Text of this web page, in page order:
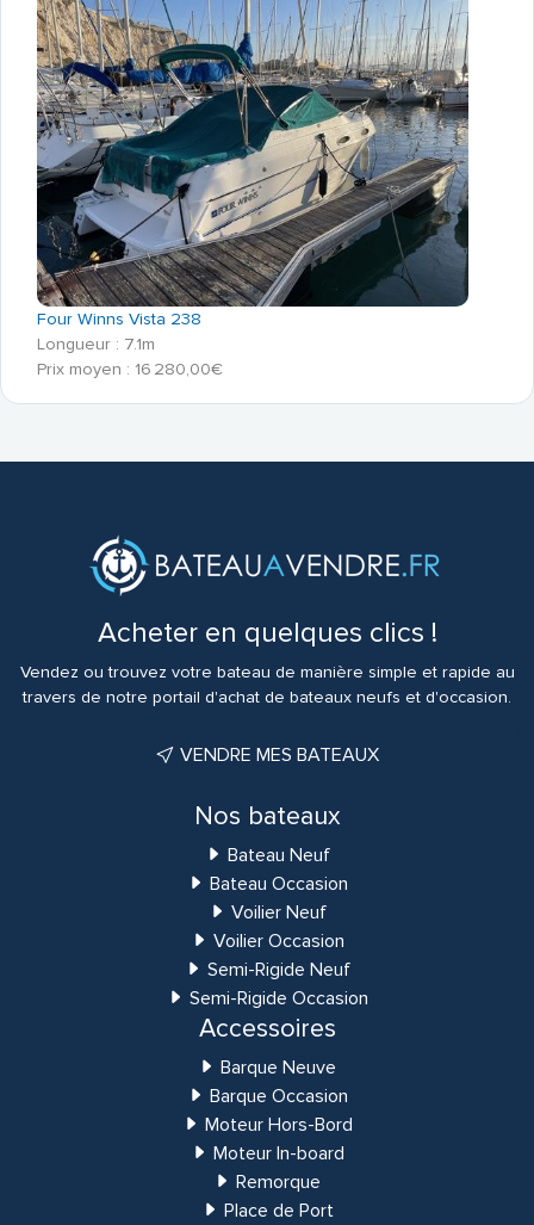
Four Winns Vista 238
Longueur : 7.1m
Prix moyen : 16 280,00€
Acheter en quelques clics !
Vendez ou trouvez votre bateau de manière simple et rapide au
travers de notre portail d'achat de bateaux neufs et d'occasion.
VENDRE MES BATEAUX
Nos bateaux
Bateau Neuf
Bateau Occasion
Voilier Neuf
Voilier Occasion
Semi-Rigide Neuf
Semi-Rigide Occasion
Accessoires
Barque Neuve
Barque Occasion
Moteur Hors-Bord
Moteur In-board
Remorque
Place de Port